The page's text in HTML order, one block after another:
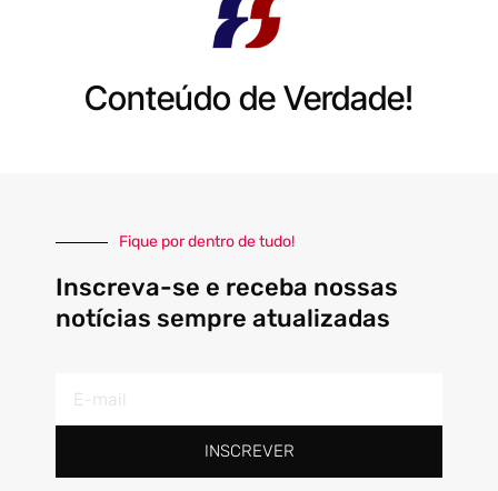
Conteúdo de Verdade!
Fique por dentro de tudo!
Inscreva-se e receba nossas
notícias sempre atualizadas
mail
INSCREVER